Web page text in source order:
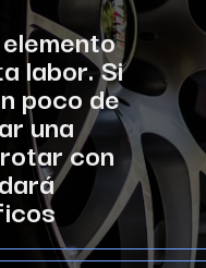
labor. Si
poco de
una
con